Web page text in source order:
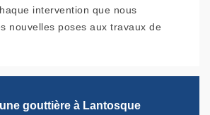
intervention que nous
nouvelles poses aux travaux de
gouttière à Lantosque